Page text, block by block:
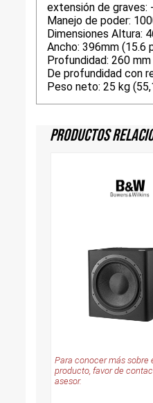
extensión de graves:
Manejo de poder:
Dimensiones Altura:
Ancho: 396mm (15.6
Profundidad: 260
De profundidad con
Peso neto: 25 kg
Productos
Para conocer más sobre
producto, favor de
asesor.